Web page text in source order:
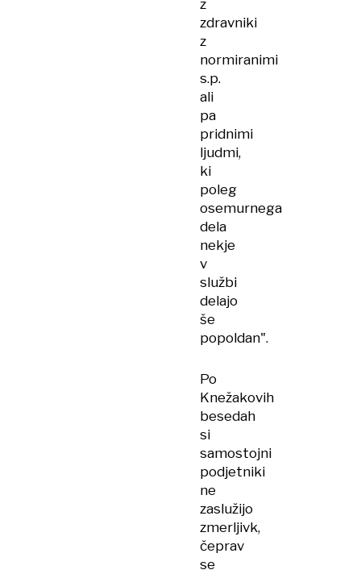
z
zdravniki
z
normiranimi
s.p.
ali
pa
pridnimi
ljudmi,
ki
poleg
osemurnega
dela
nekje
v
službi
delajo
še
popoldan".
Po
Knežakovih
besedah
si
samostojni
podjetniki
ne
zaslužijo
zmerljivk,
čeprav
se